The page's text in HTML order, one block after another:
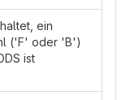
ein
('F' oder 'B')
ist